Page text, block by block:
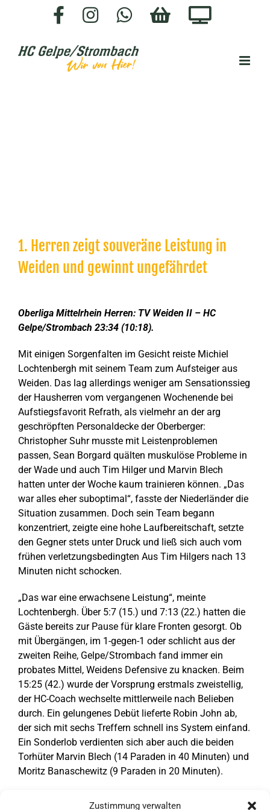
Zustimmung verwalten
FacebookInstagram
WhatsApp
HC-
1. Herren zeigt souveräne Leistung in
Weiden und gewinnt ungefährdet
grösseres
Bild
Oberliga Mittelrhein Herren: TV Weiden II – HC
Gelpe/Strombach 23:34 (10:18).
Mit einigen Sorgenfalten im Gesicht reiste Michiel
Lochtenbergh mit seinem Team zum Aufsteiger aus
Weiden. Das lag allerdings weniger am Sensationssieg
der Hausherren vom vergangenen Wochenende bei
Aufstiegsfavorit Refrath, als vielmehr an der arg
geschröpften Personaldecke der Oberberger:
Christopher Suhr musste mit Leistenproblemen
passen, Sean Borgard quälten muskulöse Probleme in
der Wade und auch Tim Hilger und Marvin Blech
hatten unter der Woche kaum trainieren können. „Das
war alles eher suboptimal“, fasste der Niederländer die
Situation zusammen. Doch sein Team begann
konzentriert, zeigte eine hohe Laufbereitschaft, setzte
den Gegner stets unter Druck und ließ sich auch vom
frühen verletzungsbedingten Aus Tim Hilgers nach 13
Minuten nicht schocken.
„Das war eine erwachsene Leistung“, meinte
Lochtenbergh. Über 5:7 (15.) und 7:13 (22.) hatten die
Gäste bereits zur Pause für klare Fronten gesorgt. Ob
mit Übergängen, im 1-gegen-1 oder schlicht aus der
zweiten Reihe, Gelpe/Strombach fand immer ein
probates Mittel, Weidens Defensive zu knacken. Beim
15:25 (42.) wurde der Vorsprung erstmals zweistellig,
der HC-Coach wechselte mittlerweile nach Belieben
durch. Ein gelungenes Debüt lieferte Robin John ab,
der sich mit sechs Treffern schnell ins System einfand.
Ein Sonderlob verdienten sich aber auch die beiden
Torhüter Marvin Blech (14 Paraden in 40 Minuten) und
Moritz Banaschewitz (9 Paraden in 20 Minuten).